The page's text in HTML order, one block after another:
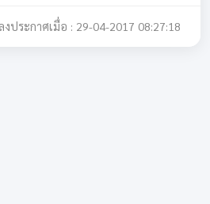
งประกาศเมื่อ : 29-04-2017 08:27:18